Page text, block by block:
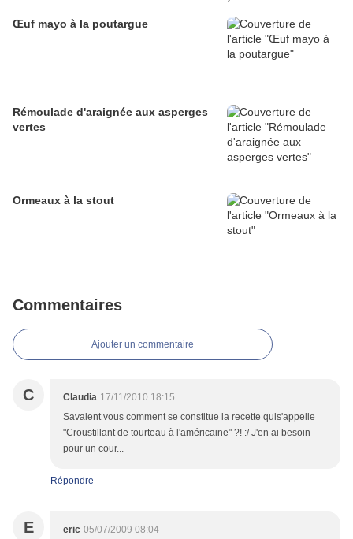
Œuf mayo à la poutargue
Rémoulade d'araignée aux asperges
vertes
Ormeaux à la stout
Commentaires
Ajouter un commentaire
C Claudia 17/11/2010 18:15
Savaient vous comment se constitue la recette quis'appelle
"Croustillant de tourteau à l'américaine" ?! :/ J'en ai besoin
pour un cour...
Répondre
E eric 05/07/2009 08:04